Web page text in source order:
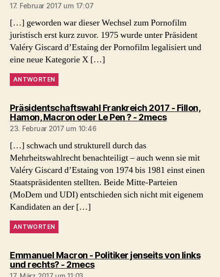
17. Februar 2017 um 17:07
[…] geworden war dieser Wechsel zum Pornofilm
juristisch erst kurz zuvor. 1975 wurde unter Präsident
Valéry Giscard d’Estaing der Pornofilm legalisiert und
eine neue Kategorie X […]
ANTWORTEN
Präsidentschaftswahl Frankreich 2017 - Fillon,
Hamon, Macron oder Le Pen ? - 2mecssagt:
23. Februar 2017 um 10:46
[…] schwach und strukturell durch das
Mehrheitswahlrecht benachteiligt – auch wenn sie mit
Valéry Giscard d’Estaing von 1974 bis 1981 einst einen
Staatspräsidenten stellten. Beide Mitte-Parteien
(MoDem und UDI) entschieden sich nicht mit eigenem
Kandidaten an der […]
ANTWORTEN
Emmanuel Macron - Politiker jenseits von links
und rechts? - 2mecssagt: